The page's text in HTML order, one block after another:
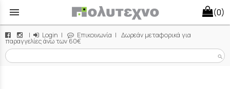
menu (0)
| Login | Επικοινωνία | Δωρεάν μεταφορικά για
παραγγελίες άνω των 60€
search